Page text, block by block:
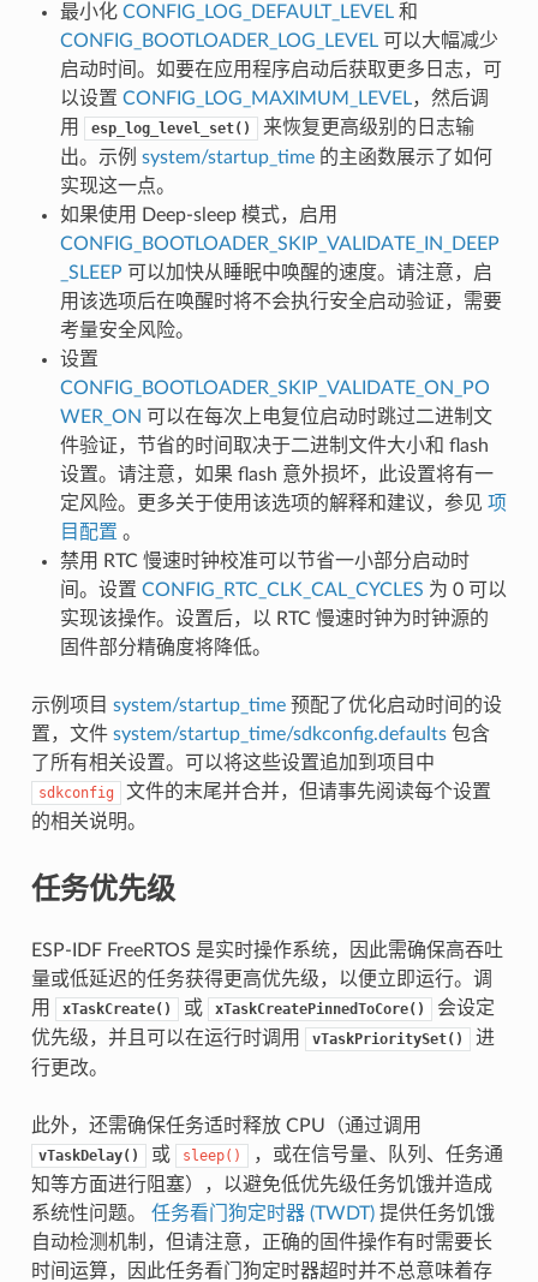
最小化 CONFIG_LOG_DEFAULT_LEVEL和
CONFIG_BOOTLOADER_LOG_LEVEL可以大幅减少
启动时间。如要在应用程序启动后获取更多日志，可
以设置 CONFIG_LOG_MAXIMUM_LEVEL，然后调
用
esp_log_level_set()
来恢复更高级别的日志输
出。示例 system/startup_time的主函数展示了如何
实现这一点。
如果使用 Deep-sleep 模式，启用
CONFIG_BOOTLOADER_SKIP_VALIDATE_IN_DEEP
_SLEEP 可以加快从睡眠中唤醒的速度。请注意，启
用该选项后在唤醒时将不会执行安全启动验证，需要
考量安全风险。
设置
CONFIG_BOOTLOADER_SKIP_VALIDATE_ON_PO
WER_ON 可以在每次上电复位启动时跳过二进制文
件验证，节省的时间取决于二进制文件大小和 flash
设置。请注意，如果 flash 意外损坏，此设置将有一
定风险。更多关于使用该选项的解释和建议，参见 项
目配置 。
禁用 RTC 慢速时钟校准可以节省一小部分启动时
间。设置 CONFIG_RTC_CLK_CAL_CYCLES 为 0 可以
实现该操作。设置后，以 RTC 慢速时钟为时钟源的
固件部分精确度将降低。
示例项目 system/startup_time预配了优化启动时间的设
置，文件 system/startup_time/sdkconfig.defaults包含
了所有相关设置。可以将这些设置追加到项目中
sdkconfig
文件的末尾并合并，但请事先阅读每个设置
的相关说明。
任务优先级
ESP-IDF FreeRTOS 是实时操作系统，因此需确保高吞吐
量或低延迟的任务获得更高优先级，以便立即运行。调
用
xTaskCreate() 或 xTaskCreatePinnedToCore()
会设定
优先级，并且可以在运行时调用
vTaskPrioritySet()
进
行更改。
此外，还需确保任务适时释放 CPU（通过调用
vTaskDelay() 或 sleep()
，或在信号量、队列、任务通
知等方面进行阻塞），以避免低优先级任务饥饿并造成
系统性问题。 任务看门狗定时器 (TWDT)提供任务饥饿
自动检测机制，但请注意，正确的固件操作有时需要长
时间运算，因此任务看门狗定时器超时并不总意味着存